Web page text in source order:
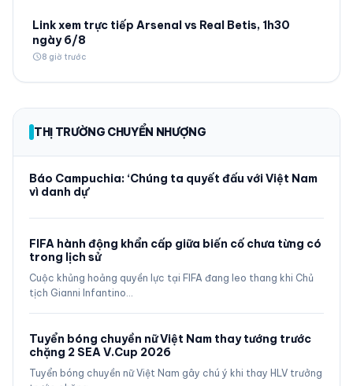
Link xem trực tiếp Arsenal vs Real Betis, 1h30
ngày 6/8
schedule8 giờ trước
THỊ TRƯỜNG CHUYỂN NHƯỢNG
Báo Campuchia: ‘Chúng ta quyết đấu với Việt Nam
vì danh dự’
FIFA hành động khẩn cấp giữa biến cố chưa từng có
trong lịch sử
Cuộc khủng hoảng quyền lực tại FIFA đang leo thang khi Chủ
tịch Gianni Infantino…
Tuyển bóng chuyền nữ Việt Nam thay tướng trước
chặng 2 SEA V.Cup 2026
Tuyển bóng chuyền nữ Việt Nam gây chú ý khi thay HLV trưởng